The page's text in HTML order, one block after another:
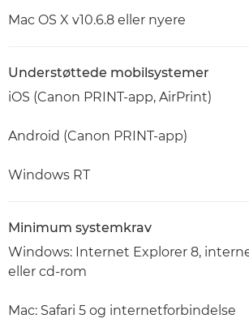
Mac OS X v10.6.8 eller nyere
Understøttede mobilsystemer
iOS (Canon PRINT-app, AirPrint)
Android (Canon PRINT-app)
Windows RT
Minimum systemkrav
Windows: Internet Explorer 8,
eller cd-rom
Mac: Safari 5 og internetforbindelse